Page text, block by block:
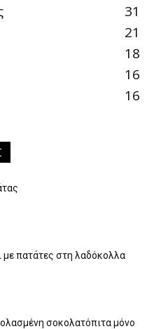
31
21
18
16
16
με πατάτες στη λαδόκολλα
σοκολατόπιτα μόνο